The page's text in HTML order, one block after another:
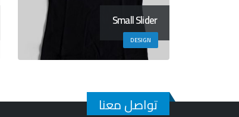
Small Slider
DESIGN
تواصل معنا